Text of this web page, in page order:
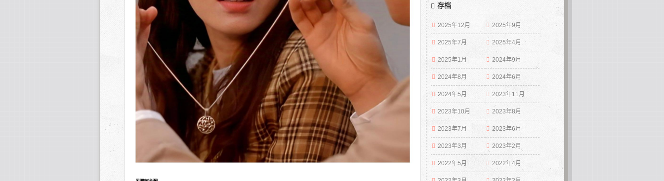
存档
2025年12月 2025年9月
2025年7月 2025年4月
2025年1月 2024年9月
2024年8月 2024年6月
2024年5月 2023年11月
2023年10月 2023年8月
2023年7月 2023年6月
2023年3月 2023年2月
2022年5月 2022年4月